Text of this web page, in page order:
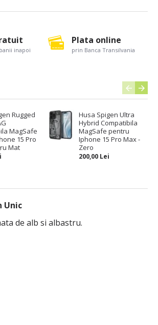
Rugged
MagSafe
15 Pro
Mat
Husa Spigen Ultra
Hybrid Compatibila
MagSafe pentru
Iphone 15 Pro Max -
Zero
200,00 Lei
inapoi
Plata online
prin Banca Transilvania
Unic
de alb si albastru.